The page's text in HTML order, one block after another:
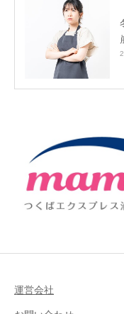
運営会社